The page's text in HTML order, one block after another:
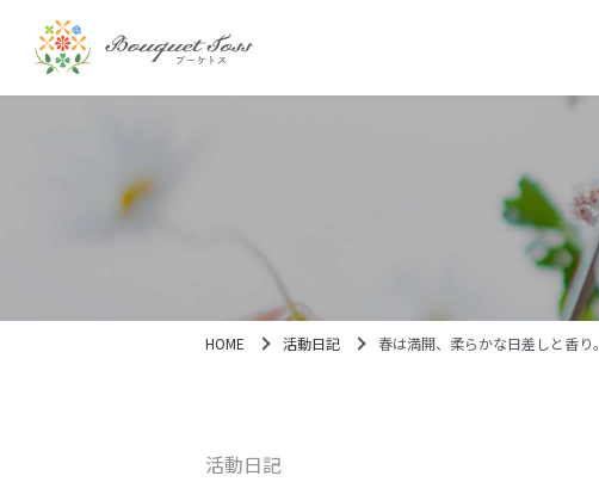
HOME 活動日記 春は満開、柔らかな日差しと香り。
活動日記